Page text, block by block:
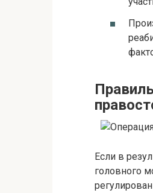
Если в
головного